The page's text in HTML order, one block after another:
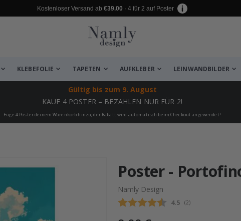
Kostenloser Versand ab €39.00 · 4 für 2 auf Poster
KLEBEFOLIE TAPETEN AUFKLEBER LEINWANDBILDER
Gültig bis zum 9. August
KAUF 4 POSTER – BEZAHLEN NUR FÜR 2!
Füge 4 Poster deinem Warenkorb hinzu, der Rabatt wird automatisch beim Checkout angewendet!
Poster -
Namly Design
Durchschnittliche
4.5 (abgegebene
2)